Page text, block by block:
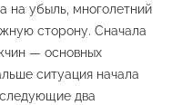
на убыль, многолетний
сторону. Сначала
— основных
ситуация начала
два